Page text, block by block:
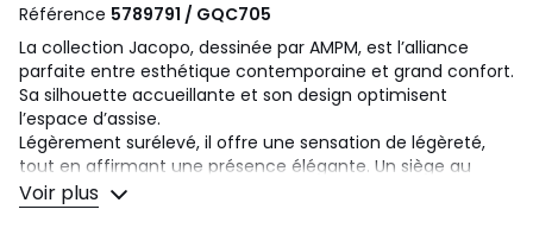
Référence 5789791 / GQC705
La collection Jacopo, dessinée par AMPM, est l’alliance
parfaite entre esthétique contemporaine et grand confort.
Sa silhouette accueillante et son design optimisent
l’espace d’assise.
Légèrement surélevé, il offre une sensation de légèreté,
tout en affirmant une présence élégante. Un siège au
charme intemporel, fait en Italie.
Voir plus